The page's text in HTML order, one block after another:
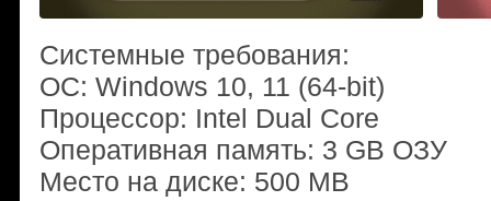
Системные требования:
ОС: Windows 10, 11 (64-bit)
Процессор: Intel Dual Core
Оперативная память: 3 GB ОЗУ
Место на диске: 500 MB